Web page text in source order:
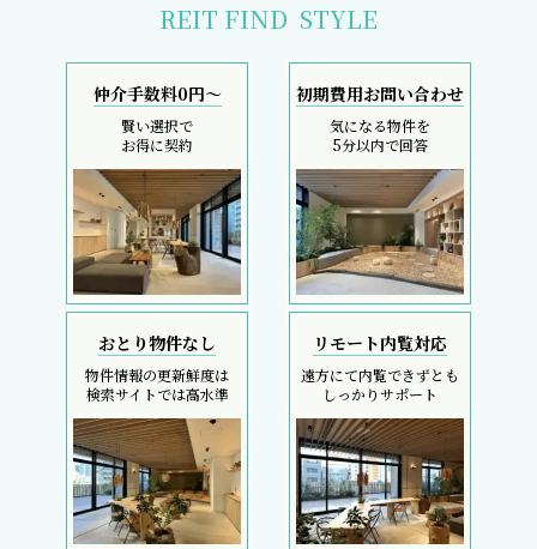
REIT FIND STYLE
仲介手数料0円～
賢い選択で
お得に契約
初期費用お問い合わせ
気になる物件を
5分以内で回答
おとり物件なし
物件情報の更新鮮度は
検索サイトでは高水準
リモート内覧対応
遠方にて内覧できずとも
しっかりサポート